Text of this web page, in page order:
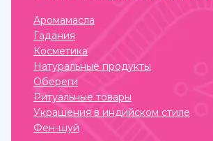
Аромамасла
Гадания
Косметика
Натуральные продукты
Обереги
Ритуальные товары
Украшения в индийском стиле
Фен-шуй